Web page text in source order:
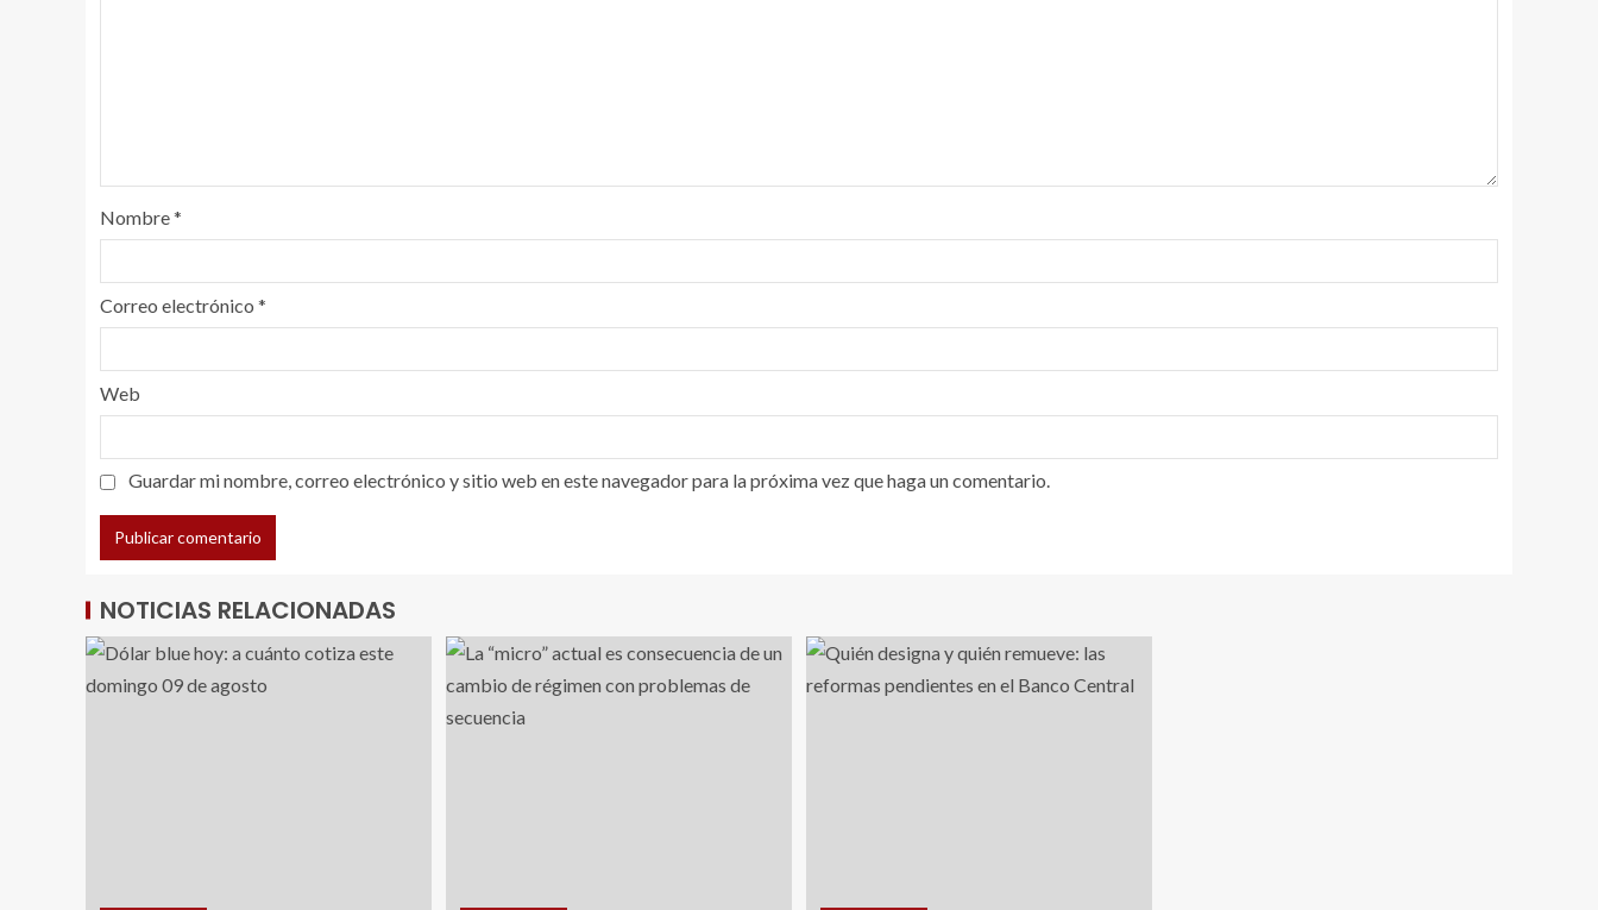
Nombre*
Correo electrónico *
Web
Guardar mi nombre, correo electrónico y sitio web en este navegador para la próxima vez que haga un comentario.
NOTICIAS RELACIONADAS